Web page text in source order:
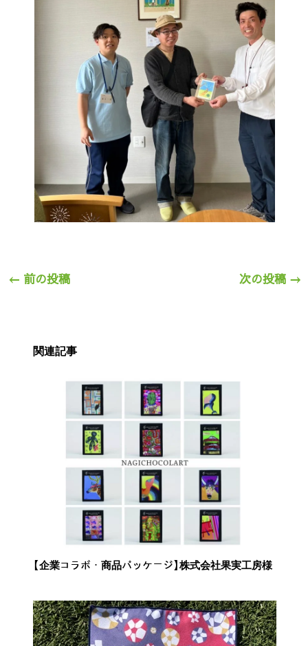
← 前の投稿 次の投稿 →
関連記事
【企業コラボ・商品パッケージ】株式会社果実工房様